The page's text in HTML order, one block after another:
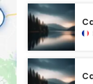
Leurres: de
jig , madaï ,
Lignes de
Réparation de
moulinets et
Casiers
Outils de
palourdes… et
transporter